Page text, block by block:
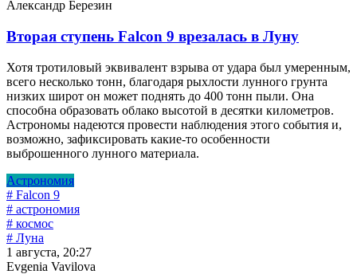
Александр Березин
Вторая ступень Falcon 9 врезалась в Луну
Хотя тротиловый эквивалент взрыва от удара был умеренным,
всего несколько тонн, благодаря рыхлости лунного грунта
низких широт он может поднять до 400 тонн пыли. Она
способна образовать облако высотой в десятки километров.
Астрономы надеются провести наблюдения этого события и,
возможно, зафиксировать какие-то особенности
выброшенного лунного материала.
Астрономия
# Falcon 9
# астрономия
# космос
# Луна
1 августа, 20:27
Evgenia Vavilova